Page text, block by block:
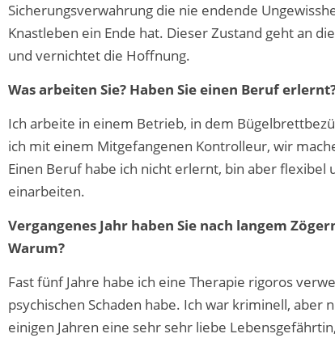
Sicherungsverwahrung die nie endende
Knastleben ein Ende hat. Dieser Zustand geht an
und vernichtet die Hoffnung.
Was arbeiten Sie? Haben Sie einen Beruf
Ich arbeite in einem Betrieb, in dem
ich mit einem Mitgefangenen Kontrolleur, wir
Einen Beruf habe ich nicht erlernt, bin aber flexibel
einarbeiten.
Vergangenes Jahr haben Sie nach langem
Warum?
Fast fünf Jahre habe ich eine Therapie rigoros
psychischen Schaden habe. Ich war kriminell, aber
einigen Jahren eine sehr sehr liebe